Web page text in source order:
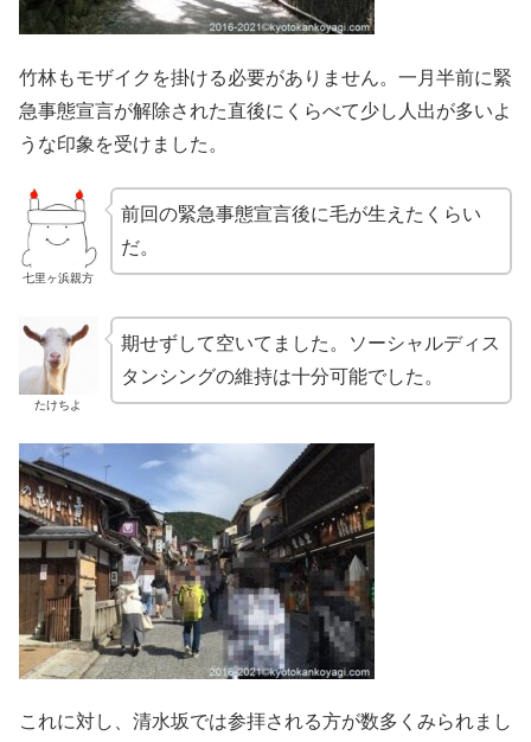
竹林もモザイクを掛ける必要がありません。一月半前に緊
急事態宣言が解除された直後にくらべて少し人出が多いよ
うな印象を受けました。
七里ヶ浜親方
前回の緊急事態宣言後に毛が生えたくらい
だ。
たけちよ
期せずして空いてました。ソーシャルディス
タンシングの維持は十分可能でした。
これに対し、清水坂では参拝される方が数多くみられまし